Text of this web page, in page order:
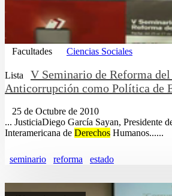
Facultades Ciencias Sociales
Lista
V Seminario de Reforma
Anticorrupción como Política de
25 de Octubre de 2010
... JusticiaDiego García Sayan, Presidente
Interamericana de Derechos Humanos......
seminario reforma estado